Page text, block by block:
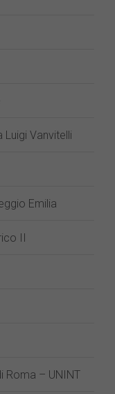
Luigi Vanvitelli
Emilia
II
Roma – UNINT